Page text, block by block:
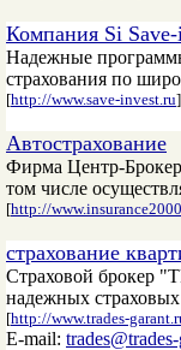
Компания Si
Надежные
страхования по
[http://www.save-invest.ru]
Автострахование
Фирма Центр-Брокер
том числе
[http://
страхование
Страховой брокер
надежных
[http://www.trades-
E-mail: